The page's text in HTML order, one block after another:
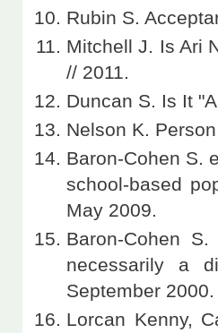
Rubin S.
Mitchell J. Is Ari
// 2011.
Duncan S. Is It
Nelson K.
Baron-Cohen S.
school-based
May 2009.
Baron-Cohen S.
necessarily a
September 2000.
Lorcan Kenny,